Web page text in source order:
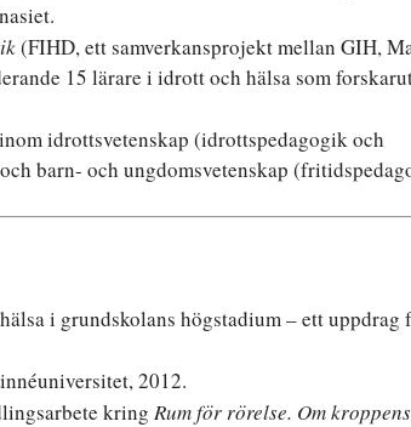
(FIHD, ett samverkansprojekt mellan GIH,
15 lärare i idrott och hälsa som
idrottsvetenskap (idrottspedagogik och
barn- och ungdomsvetenskap
i grundskolans högstadium – ett uppdrag
2012.
kring Rum för rörelse. Om kroppens